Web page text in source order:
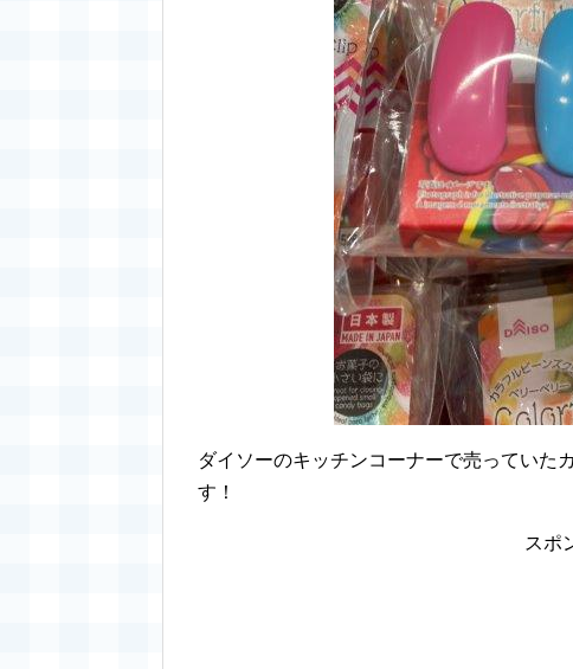
ダイソーのキッチンコーナーで売っていた
す！
スポ